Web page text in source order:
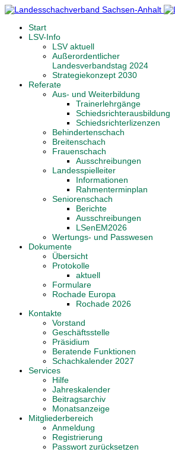
Start
LSV-Info
LSV aktuell
Außerordentlicher
Landesverbandstag 2024
Strategiekonzept 2030
Referate
Aus- und Weiterbildung
Trainerlehrgänge
Schiedsrichterausbildung
Schiedsrichterlizenzen
Behindertenschach
Breitenschach
Frauenschach
Ausschreibungen
Landesspielleiter
Informationen
Rahmenterminplan
Seniorenschach
Berichte
Ausschreibungen
LSenEM2026
Wertungs- und Passwesen
Dokumente
Übersicht
Protokolle
aktuell
Formulare
Rochade Europa
Rochade 2026
Kontakte
Vorstand
Geschäftsstelle
Präsidium
Beratende Funktionen
Schachkalender 2027
Services
Hilfe
Jahreskalender
Beitragsarchiv
Monatsanzeige
Mitgliederbereich
Anmeldung
Registrierung
Passwort zurücksetzen